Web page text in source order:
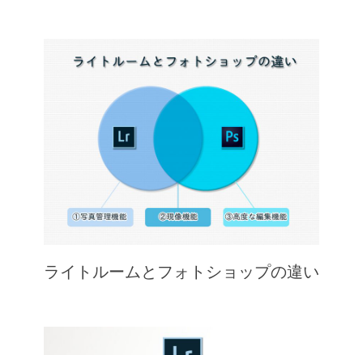
ライトルームとフォトショップの違い